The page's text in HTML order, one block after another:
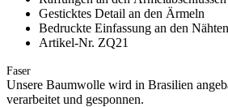
Gesticktes Detail an den Ärmeln
Bedruckte Einfassung an den Nähten
Artikel-Nr. ZQ21
Faser
Unsere Baumwolle wird in Brasilien
verarbeitet und gesponnen.